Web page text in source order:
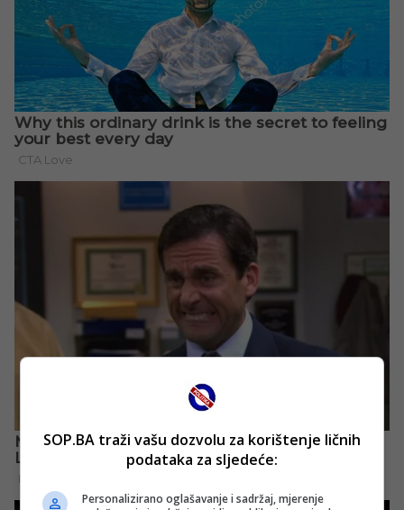
SOP.BA traži vašu dozvolu za korištenje ličnih
podataka za sljedeće:
Personalizirano oglašavanje i sadržaj, mjerenje